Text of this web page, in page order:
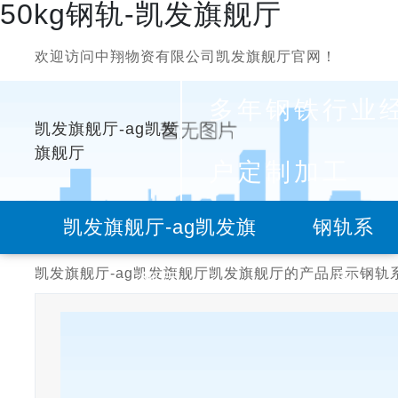
50kg钢轨-凯发旗舰厅
欢迎访问中翔物资有限公司凯发旗舰厅官网！
凯发旗舰厅-ag凯发
旗舰厅
多年钢铁行业
户定制加工
凯发旗舰厅-ag凯发旗
舰厅
钢轨系
列
凯发旗舰厅-ag凯发旗舰厅凯发旗舰厅的产品展示钢轨